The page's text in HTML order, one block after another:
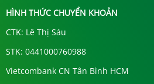
HÌNH THỨC CHUYỂN KHOẢN
CTK: Lê Thị Sáu
STK: 0441000760988
Vietcombank CN Tân Bình HCM